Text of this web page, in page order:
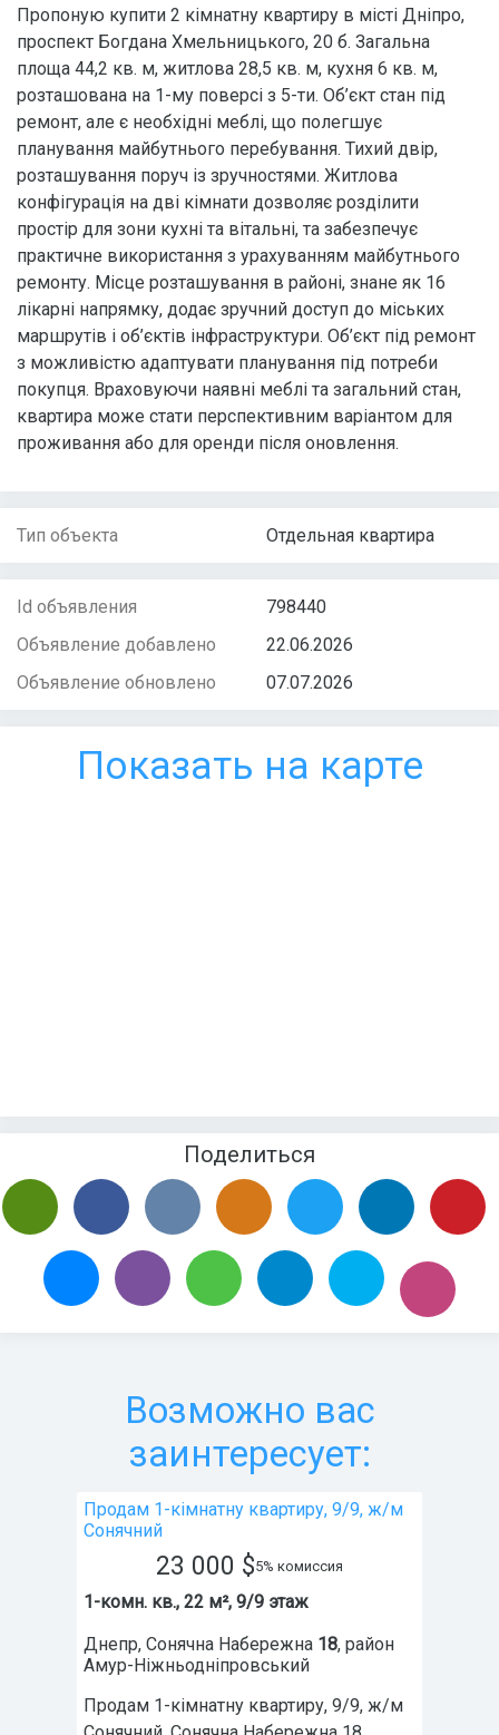
Пропоную купити 2 кімнатну квартиру в місті Дніпро,
проспект Богдана Хмельницького, 20 б. Загальна
площа 44,2 кв. м, житлова 28,5 кв. м, кухня 6 кв. м,
розташована на 1-му поверсі з 5-ти. Об’єкт стан під
ремонт, але є необхідні меблі, що полегшує
планування майбутнього перебування. Тихий двір,
розташування поруч із зручностями. Житлова
конфігурація на дві кімнати дозволяє розділити
простір для зони кухні та вітальні, та забезпечує
практичне використання з урахуванням майбутнього
ремонту. Місце розташування в районі, знане як 16
лікарні напрямку, додає зручний доступ до міських
маршрутів і об’єктів інфраструктури. Об’єкт під ремонт
з можливістю адаптувати планування під потреби
покупця. Враховуючи наявні меблі та загальний стан,
квартира може стати перспективним варіантом для
проживання або для оренди після оновлення.
Тип объекта Отдельная квартира
Id объявления
798440
Объявление добавлено
22.06.2026
Объявление обновлено
07.07.2026
Показать на карте
Поделиться
Возможно вас
заинтересует:
Продам 1-кімнатну квартиру, 9/9, ж/м
Сонячний
23 000 $5% комиссия
1-комн. кв., 22 м², 9/9 этаж
Днепр, Сонячна Набережна 18, район
Амур-Ніжньодніпровський
Продам 1-кімнатну квартиру, 9/9, ж/м